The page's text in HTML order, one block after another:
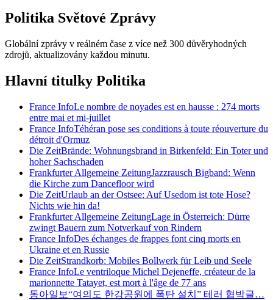
Politika Světové Zprávy
Globální zprávy v reálném čase z více než 300 důvěryhodných
zdrojů, aktualizovány každou minutu.
Hlavní titulky Politika
France InfoLe nombre de noyades est en hausse : 274 morts
entre mai et mi-juillet
France InfoTéhéran pose ses conditions à toute réouverture du
détroit d'Ormuz
Die ZeitBrände: Wohnungsbrand in Birkenfeld: Ein Toter und
hoher Sachschaden
Frankfurter Allgemeine ZeitungJazzrausch Bigband: Wenn
die Kirche zum Dancefloor wird
Die ZeitUrlaub an der Ostsee: Auf Usedom ist tote Hose?
Nichts wie hin da!
Frankfurter Allgemeine ZeitungLage in Österreich: Dürre
zwingt Bauern zum Notverkauf von Rindern
France InfoDes échanges de frappes font cinq morts en
Ukraine et en Russie
Die ZeitStrandkorb: Mobiles Bollwerk für Leib und Seele
France InfoLe ventriloque Michel Dejeneffe, créateur de la
marionnette Tatayet, est mort à l'âge de 77 ans
동아일보“여의도 한강공원에 폭탄 설치” 테러 협박글…